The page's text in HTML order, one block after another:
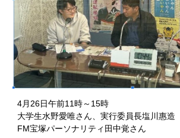
4月26日午前11時～15時
大学生水野愛唯さん、実行委員長塩川惠造
FM宝塚パーソナリティ田中覚さん